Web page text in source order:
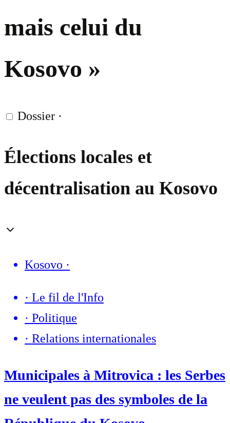
mais celui du
Kosovo »
Dossier ·
Élections locales et
décentralisation au Kosovo
Kosovo ·
· Le fil de l'Info
· Politique
· Relations internationales
Municipales à Mitrovica : les Serbes
ne veulent pas des symboles de la